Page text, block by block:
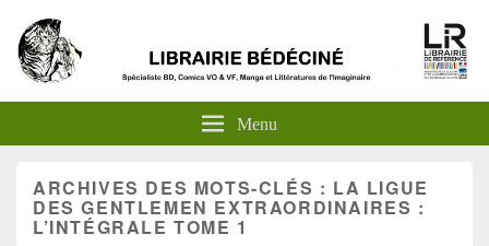
Menu
ARCHIVES DES MOTS-CLÉS : LA LIGUE
DES GENTLEMEN EXTRAORDINAIRES :
L’INTÉGRALE TOME 1